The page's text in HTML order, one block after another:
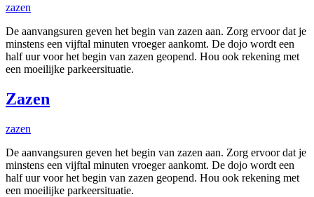
zazen
De aanvangsuren geven het begin van zazen aan. Zorg ervoor dat je
minstens een vijftal minuten vroeger aankomt. De dojo wordt een
half uur voor het begin van zazen geopend. Hou ook rekening met
een moeilijke parkeersituatie.
Zazen
zazen
De aanvangsuren geven het begin van zazen aan. Zorg ervoor dat je
minstens een vijftal minuten vroeger aankomt. De dojo wordt een
half uur voor het begin van zazen geopend. Hou ook rekening met
een moeilijke parkeersituatie.